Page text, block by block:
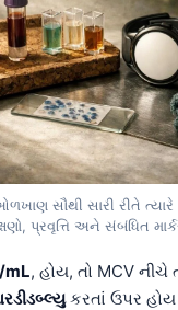
સૌથી સારી રીતે
પ્રવૃત્તિ અને સંબંધિત
mL, હોય, તો MCV
કરતાં ઉપર હોય